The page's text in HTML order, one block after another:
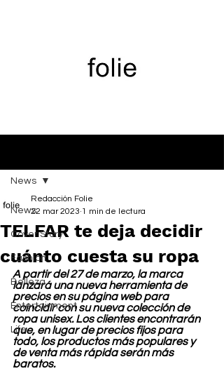
News
Cover Story
Fashion
Belleza
Entertainment
Life
News
TELFAR te deja decidir
cuánto cuesta su ropa
Redacción Folie
22 mar 2023 1 min de lectura
A partir del 27 de marzo, la marca
lanzará una nueva herramienta de
precios en su página web para
coincidir con su nueva colección de
ropa unisex. Los clientes encontrarán
que, en lugar de precios fijos para
todo, los productos más populares y
de venta más rápida serán más
baratos.